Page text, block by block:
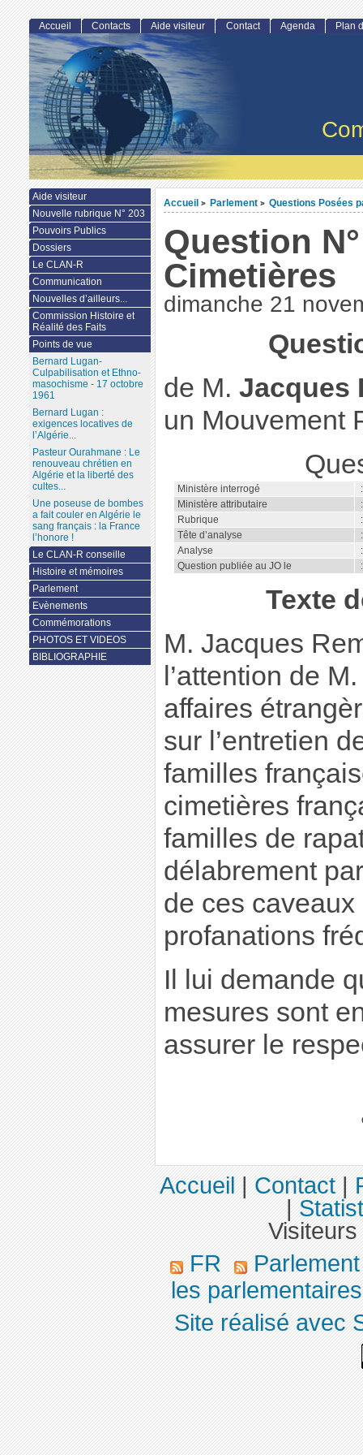
Accueil > Parlement > Questions Posées
Question
Cimetières
dimanche 21
de M. Jacques
un Mouvement
Ministère interrogé
Ministère attributaire
Rubrique
Tête d’analyse
Analyse
Question publiée au JO le
Texte
M. Jacques
l’attention de
affaires
sur l’entretien
familles
cimetières
familles de
délabrement
de ces
profanations
Il lui demande
mesures sont
assurer le
Accueil Contacts Aide visiteur Contact Agenda Plan
Aide visiteur
Nouvelle rubrique N° 203
Pouvoirs Publics
Dossiers
Le CLAN-R
Communication
Nouvelles d’ailleurs...
Commission Histoire et
Réalité des Faits
Points de vue
Bernard Lugan-
Culpabilisation et Ethno-
masochisme - 17 octobre
1961
Bernard Lugan :
exigences locatives de
l’Algérie...
Pasteur Ourahmane : Le
renouveau chrétien en
Algérie et la liberté des
cultes...
Une poseuse de bombes
a fait couler en Algérie le
sang français : la France
l’honore !
Le CLAN-R conseille
Histoire et mémoires
Parlement
Evènements
Commémorations
PHOTOS ET VIDEOS
BIBLIOGRAPHIE
Accueil|Contact|
|
FR
les
Site réalisé avec